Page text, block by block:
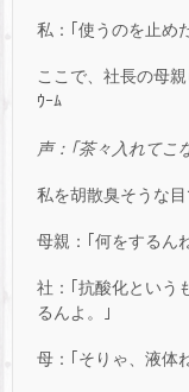
私：｢使うのを止め
ここで、社長の母
ｳｰﾑ
声：｢茶々入れてこ
私を胡散臭そうな目
母親：｢何をするん
社：｢抗酸化という
るんよ。｣
母：｢そりゃ、液体